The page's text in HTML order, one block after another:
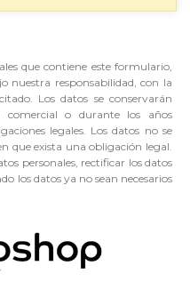
que contiene este formulario,
nuestra responsabilidad, con la
Los datos se conservarán
comercial o durante los años
legales. Los datos no se
que exista una obligación legal.
personales, rectificar los datos
los datos ya no sean necesarios